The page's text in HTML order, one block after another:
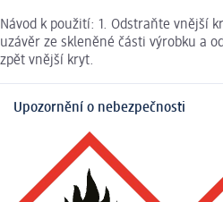
Návod k použití: 1. Odstraňte vnější
uzávěr ze skleněné části výrobku a
zpět vnější kryt.
Upozornění o nebezpečnosti